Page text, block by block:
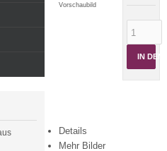
Vorschaubild
IN DEN
Details
Mehr Bilder